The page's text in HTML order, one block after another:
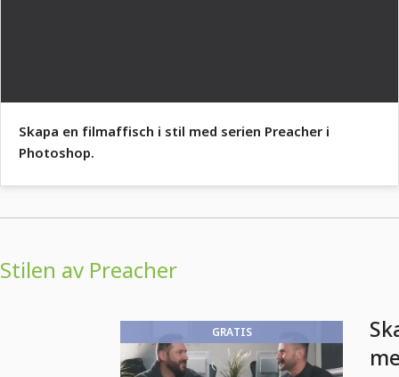
Skapa en filmaffisch i stil med serien Preacher i
Photoshop.
Stilen av Preacher
GRATIS